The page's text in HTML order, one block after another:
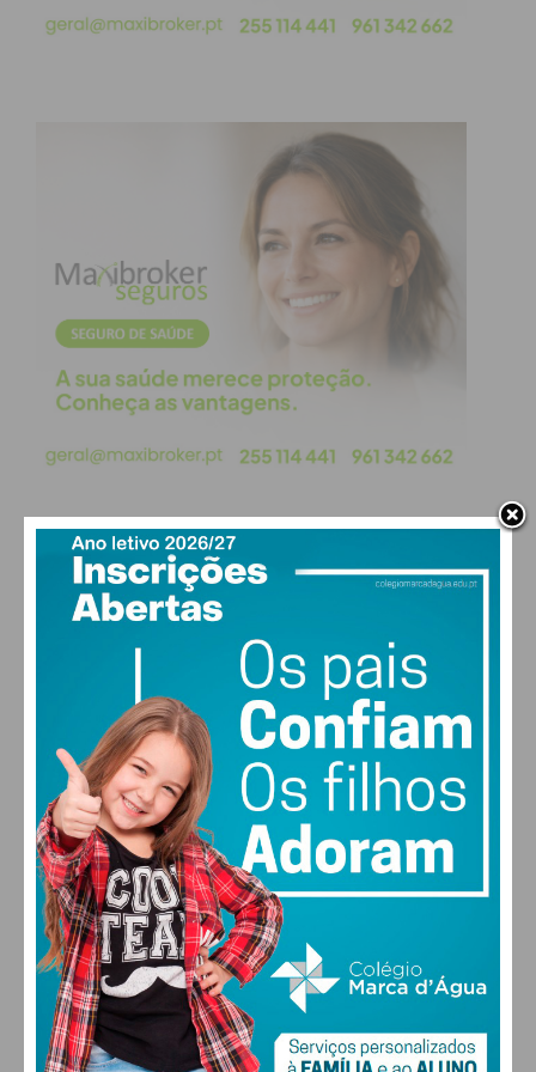
Subscreva a newsletter do
Imediato
Assine nossa newsletter por e-mail e
obtenha de forma regular a informação
atualizada.
condições
PAÇOS DE FERREIRA
14°
89% humidade
vento: 1m/s ESE
MAX 14 • MIN 14
30°
SEX
28
SÁB
27
DOM
29 °
SEG
ALTERAR